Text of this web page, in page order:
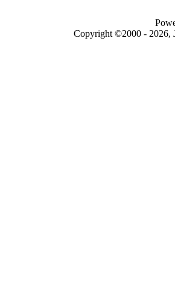
Copyright ©2000 - 2026,